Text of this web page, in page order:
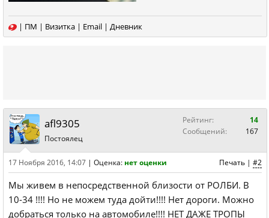
| ПМ | Визитка | Email | Дневник
afl9305
Постоялец
Рейтинг:
14
Сообщений:
167
Печать | #2
17 Ноября 2016, 14:07 | Оценка: нет оценки
Мы живем в непосредственной близости от РОЛБИ. В
10-34 !!!! Но не можем туда дойти!!!! Нет дороги. Можно
добраться только на автомобиле!!!! НЕТ ДАЖЕ ТРОПЫ